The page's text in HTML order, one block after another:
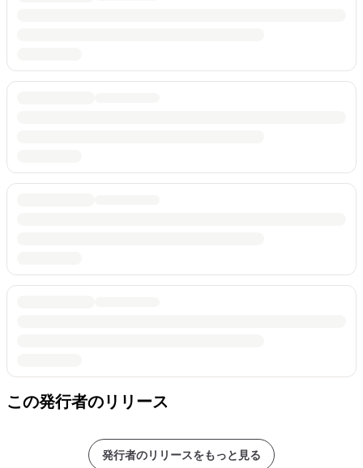
この発行者のリリース
発行者のリリースをもっと見る